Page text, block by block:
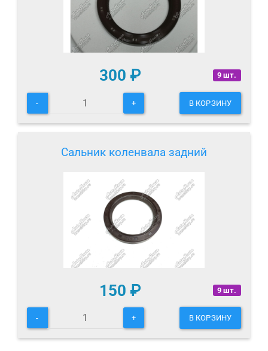
9 шт.
300 ₽
- + В КОРЗИНУ
Сальник коленвала задний
9 шт.
150 ₽
- + В КОРЗИНУ